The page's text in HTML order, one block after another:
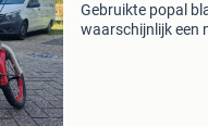
Gebruikte popal
waarschijnlijk een